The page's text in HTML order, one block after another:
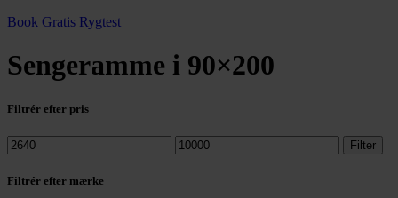
Book Gratis Rygtest
Sengeramme i 90×200
Filtrér efter pris
Mindste
pris
Højeste
pris
Filter
Filtrér efter mærke